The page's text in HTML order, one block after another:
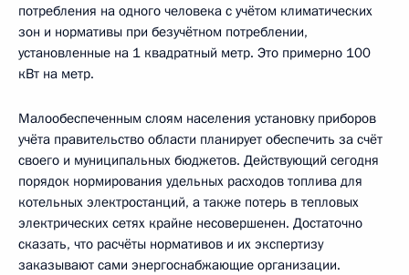
потребления на одного человека с учётом климатических
зон и нормативы при безучётном потреблении,
установленные на 1 квадратный метр. Это примерно 100
кВт на метр.
Малообеспеченным слоям населения установку приборов
учёта правительство области планирует обеспечить за счёт
своего и муниципальных бюджетов. Действующий сегодня
порядок нормирования удельных расходов топлива для
котельных электростанций, а также потерь в тепловых
электрических сетях крайне несовершенен. Достаточно
сказать, что расчёты нормативов и их экспертизу
заказывают сами энергоснабжающие организации.